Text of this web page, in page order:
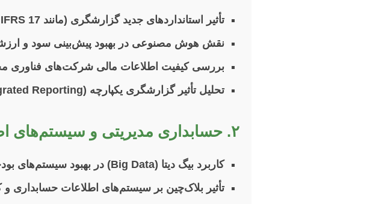
تأثیر استانداردهای جدید گزارشگری (مانند IFRS 17 یا IFRS 9) بر کیفیت اطلاعات مالی و تصمیم‌گیری سرمایه‌گذاران.
نقش هوش مصنوعی در بهبود پیش‌بینی سود و
بررسی کیفیت اطلاعات مالی شرکت‌های فناوری
تحلیل تأثیر گزارشگری یکپارچه (Integrated Reporting) بر شفافیت و مسئولیت‌پذیری شرکت‌ها.
۲. حسابداری مدیریتی و سیستم‌های اطلاعاتی
کاربرد بیگ دیتا (Big Data) در بهبود سیستم‌های بودجه‌بندی و کنترل عملکرد.
تأثیر بلاک‌چین بر سیستم‌های اطلاعات حسابداری